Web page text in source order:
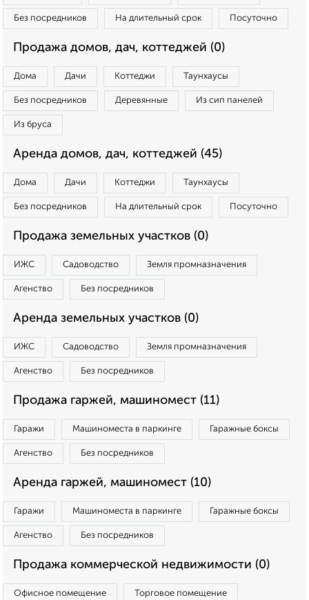
Без посредников На длительный срок Посуточно
Продажа домов, дач, коттеджей (0)
Дома Дачи Коттеджи Таунхаусы
Без посредников Деревянные Из сип панелей
Из бруса
Аренда домов, дач, коттеджей (45)
Дома Дачи Коттеджи Таунхаусы
Без посредников На длительный срок Посуточно
Продажа земельных участков (0)
ИЖС Садоводство Земля промназначения
Агенство Без посредников
Аренда земельных участков (0)
ИЖС Садоводство Земля промназначения
Агенство Без посредников
Продажа гаржей, машиномест (11)
Гаражи Машиноместа в паркинге Гаражные боксы
Агенство Без посредников
Аренда гаржей, машиномест (10)
Гаражи Машиноместа в паркинге Гаражные боксы
Агенство Без посредников
Продажа коммерческой недвижимости (0)
Офисное помещение Торговое помещение